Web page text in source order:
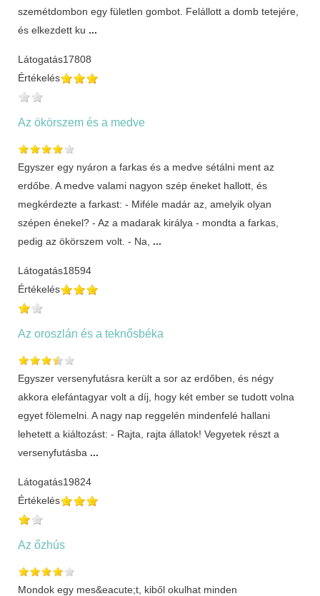
szemétdombon egy fületlen gombot. Felállott a domb tetejére,
és elkezdett ku ...
Látogatás17808
Értékelés
Az ökörszem és a medve
Egyszer egy nyáron a farkas és a medve sétálni ment az
erdőbe. A medve valami nagyon szép éneket hallott, és
megkérdezte a farkast: - Miféle madár az, amelyik olyan
szépen énekel? - Az a madarak királya - mondta a farkas,
pedig az ökörszem volt. - Na, ...
Látogatás18594
Értékelés
Az oroszlán és a teknősbéka
Egyszer versenyfutásra került a sor az erdőben, és négy
akkora elefántagyar volt a díj, hogy két ember se tudott volna
egyet fölemelni. A nagy nap reggelén mindenfelé hallani
lehetett a kiáltozást: - Rajta, rajta állatok! Vegyetek részt a
versenyfutásba ...
Látogatás19824
Értékelés
Az őzhús
Mondok egy mes&eacute;t, kiből okulhat minden